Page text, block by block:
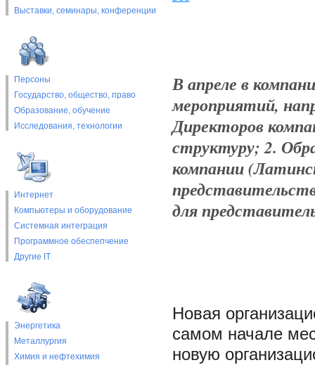
Выставки, cеминары, конференции
Персоны
Государство, общество, право
Образование, обучение
Исследования, технологии
Интернет
Компьютеры и оборудование
Системная интеграция
Программное обеспепчение
Другие IT
Энергетика
Металлургия
Химия и нефтехимия
В апреле в
мероприятий,
Директоров
структуру; 2.
компании
для
Новая
самом начале
новую